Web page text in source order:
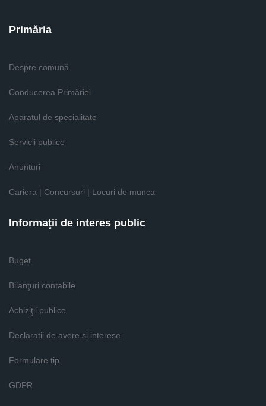
Primăria
Despre comună
Conducerea Primăriei
Aparatul de specialitate
Servicii publice
Anunturi
Cariera | Concursuri | Locuri de munca
Informaţii de interes public
Buget
Bilanţuri contabile
Achiziţii publice
Declaratii de avere si interese
Formulare tip
GDPR